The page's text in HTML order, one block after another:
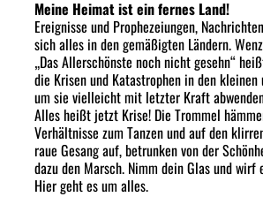
Meine Heimat ist ein fernes Land!
Ereignisse und Prophezeiungen,
sich alles in den gemäßigten Ländern.
„Das Allerschönste noch nicht gesehn“
die Krisen und Katastrophen in den
um sie vielleicht mit letzter Kraft
Alles heißt jetzt Krise! Die Trommel
Verhältnisse zum Tanzen und auf den
raue Gesang auf, betrunken von der
dazu den Marsch. Nimm dein Glas und
Hier geht es um alles.